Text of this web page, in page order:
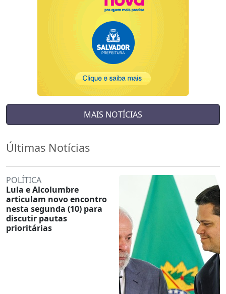
MAIS NOTÍCIAS
Últimas Notícias
POLÍTICA
Lula e Alcolumbre
articulam novo encontro
nesta segunda (10) para
discutir pautas
prioritárias